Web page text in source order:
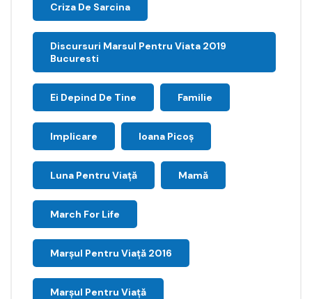
Criza De Sarcina
Discursuri Marsul Pentru Viata 2019
Bucuresti
Ei Depind De Tine Familie
Implicare Ioana Picoş
Luna Pentru Viață Mamă
March For Life
Marşul Pentru Viaţă 2016
Marșul Pentru Viață